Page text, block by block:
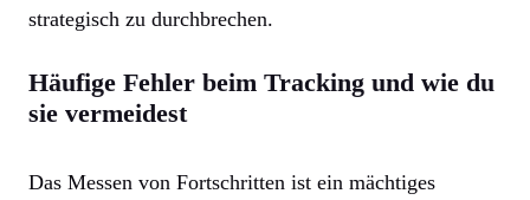
strategisch zu durchbrechen.
Häufige Fehler beim Tracking und wie du
sie vermeidest
Das Messen von Fortschritten ist ein mächtiges